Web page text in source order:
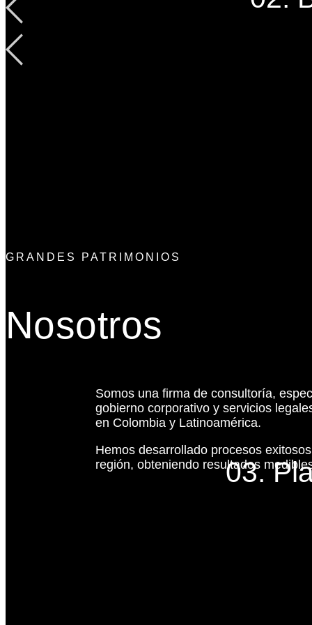
03.
GRANDES PATRIMONIOS
Nosotros
Somos una firma de consultoría,
gobierno corporativo y servicios
en Colombia y Latinoamérica.
Hemos desarrollado procesos
región, obteniendo resultados